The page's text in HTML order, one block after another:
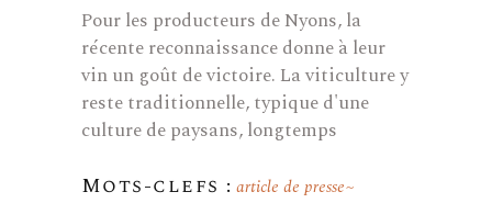
Pour les producteurs de Nyons, la
récente reconnaissance donne à leur
vin un goût de victoire. La viticulture y
reste traditionnelle, typique d'une
culture de paysans, longtemps
Mots-clefs : article de presse